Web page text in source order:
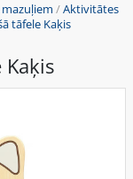
/Aktivitātes
tāfele Kaķis